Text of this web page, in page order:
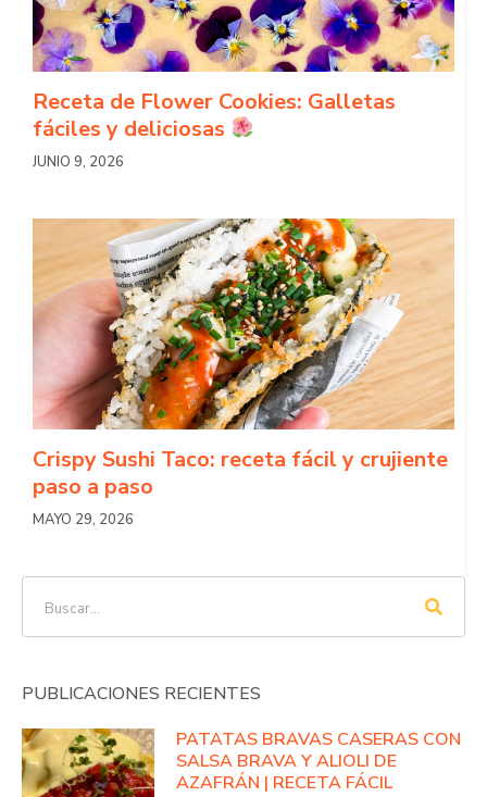
Receta de Flower Cookies: Galletas
fáciles y deliciosas
JUNIO 9, 2026
Crispy Sushi Taco: receta fácil y crujiente
paso a paso
MAYO 29, 2026
PUBLICACIONES RECIENTES
PATATAS BRAVAS CASERAS CON
SALSA BRAVA Y ALIOLI DE
AZAFRÁN | RECETA FÁCIL